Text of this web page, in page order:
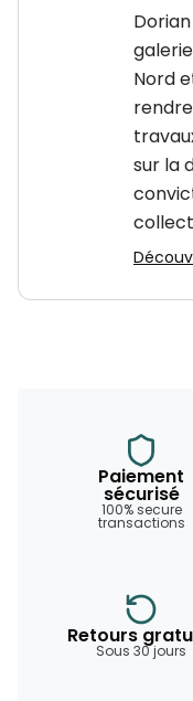
Nord
sur la
Paiement
sécurisé
100% secure
transactions
Retours
Sous 30 jours